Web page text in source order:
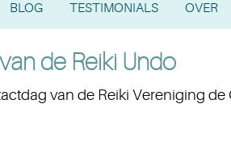
BLOG TESTIMONIALS OVER
de Reiki Undo
van de Reiki Vereniging de